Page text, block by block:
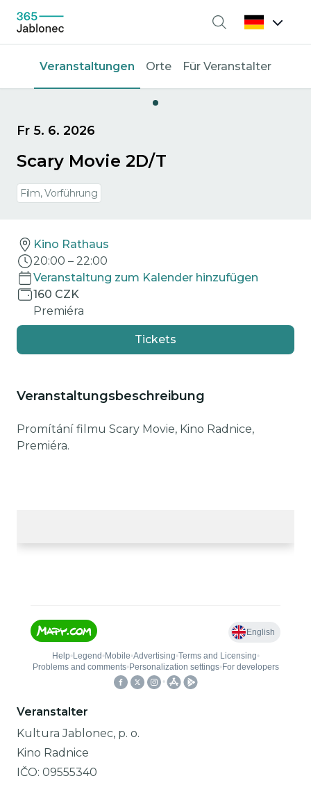
Suche
Veranstaltungen Orte Für Veranstalter
Fr 5. 6. 2026
Scary Movie 2D/T
Film, Vorführung
Kino Rathaus
20:00 – 22:00
Veranstaltung zum Kalender hinzufügen
160 CZK
Premiéra
Tickets
Veranstaltungsbeschreibung
Promítání filmu Scary Movie, Kino Radnice,
Premiéra.
Veranstalter
Kultura Jablonec, p. o.
Kino Radnice
IČO: 09555340